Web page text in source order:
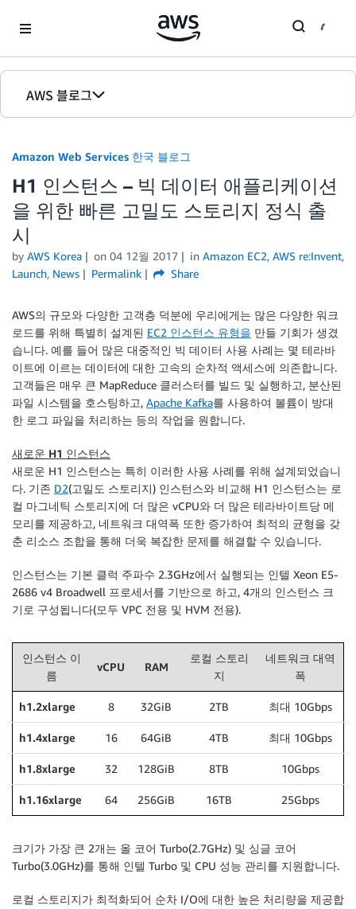
AWS 블로그
홈
에디션
Amazon Web Services 한국 블로그
H1 인스턴스 – 빅 데이터 애플리케이션
을 위한 빠른 고밀도 스토리지 정식 출
시
by AWS Korea on 04 12월 2017 in Amazon EC2, AWS re:Invent,
Launch, News Permalink Share
AWS의 규모와 다양한 고객층 덕분에 우리에게는 많은 다양한 워크
로드를 위해 특별히 설계된 EC2 인스턴스 유형을 만들 기회가 생겼
습니다. 예를 들어 많은 대중적인 빅 데이터 사용 사례는 몇 테라바
이트에 이르는 데이터에 대한 고속의 순차적 액세스에 의존합니다.
고객들은 매우 큰 MapReduce 클러스터를 빌드 및 실행하고, 분산된
파일 시스템을 호스팅하고, Apache Kafka를 사용하여 볼륨이 방대
한 로그 파일을 처리하는 등의 작업을 원합니다.
새로운 H1 인스턴스
새로운 H1 인스턴스는 특히 이러한 사용 사례를 위해 설계되었습니
다. 기존 D2(고밀도 스토리지) 인스턴스와 비교해 H1 인스턴스는 로
컬 마그네틱 스토리지에 더 많은 vCPU와 더 많은 테라바이트당 메
모리를 제공하고, 네트워크 대역폭 또한 증가하여 최적의 균형을 갖
춘 리소스 조합을 통해 더욱 복잡한 문제를 해결할 수 있습니다.
인스턴스는 기본 클럭 주파수 2.3GHz에서 실행되는 인텔 Xeon E5-
2686 v4 Broadwell 프로세서를 기반으로 하고, 4개의 인스턴스 크
기로 구성됩니다(모두 VPC 전용 및 HVM 전용).
인스턴스 이
름
vCPU RAM
로컬 스토리
지
네트워크 대역
폭
h1.2xlarge 8 32GiB 2TB 최대 10Gbps
h1.4xlarge 16 64GiB 4TB 최대 10Gbps
h1.8xlarge 32 128GiB 8TB 10Gbps
h1.16xlarge 64 256GiB 16TB 25Gbps
크기가 가장 큰 2개는 올 코어 Turbo(2.7GHz) 및 싱글 코어
Turbo(3.0GHz)를 통해 인텔 Turbo 및 CPU 성능 관리를 지원합니다.
로컬 스토리지가 최적화되어 순차 I/O에 대한 높은 처리량을 제공합